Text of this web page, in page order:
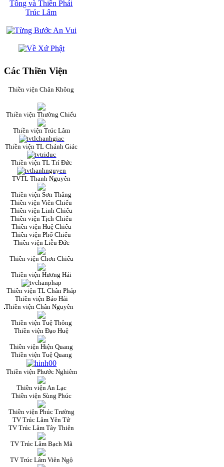
Các Thiền Viện
Thiền viện Chân Không
Thiền viện Thường Chiếu
Thiền viện Trúc Lâm
Thiền viện TL Chánh Giác
Thiền viện TL Trí Đức
TVTL Thanh Nguyên
Thiền viện Sơn Thắng
Thiền viện Viên Chiếu
Thiền viện Linh Chiếu
Thiền viện Tịch Chiếu
Thiền viện Huệ Chiếu
Thiền viện Phổ Chiếu
Thiền viện Liễu Đức
Thiền viện Chơn Chiếu
Thiền viện Hương Hải
Thiền viện TL Chân Pháp
Thiền viện Bảo Hải
Thiền viện Chân Nguyên
Thiền viện Tuệ Thông
Thiền viện Đạo Huệ
Thiền viện Hiện Quang
Thiền viện Tuệ Quang
Thiền viện Phước Nghiêm
Thiền viện An Lạc
Thiền viện Sùng Phúc
Thiền viện Phúc Trường
TV Trúc Lâm Yên Tử
TV Trúc Lâm Tây Thiên
TV Trúc Lâm Bạch Mã
TV Trúc Lâm Viên Ngộ